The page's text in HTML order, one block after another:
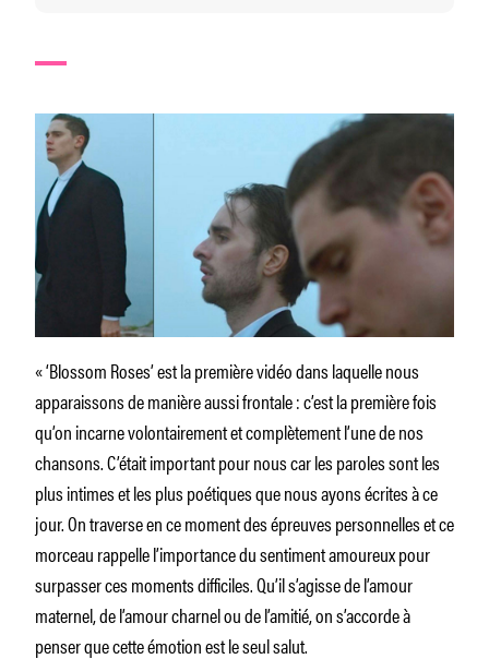
« ‘Blossom Roses’ est la première vidéo dans laquelle nous
apparaissons de manière aussi frontale : c’est la première fois
qu’on incarne volontairement et complètement l’une de nos
chansons. C’était important pour nous car les paroles sont les
plus intimes et les plus poétiques que nous ayons écrites à ce
jour. On traverse en ce moment des épreuves personnelles et ce
morceau rappelle l’importance du sentiment amoureux pour
surpasser ces moments difficiles. Qu’il s’agisse de l’amour
maternel, de l’amour charnel ou de l’amitié, on s’accorde à
penser que cette émotion est le seul salut.